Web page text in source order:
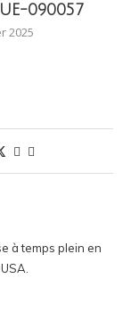
090057
2025
à temps plein en